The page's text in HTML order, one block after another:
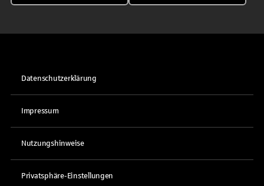
Datenschutzerklärung
Impressum
Nutzungshinweise
Privatsphäre-Einstellungen